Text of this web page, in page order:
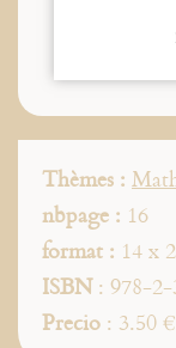
Thèmes :
nbpage : 16
format : 14 x
ISBN: 978-2-
Precio : 3.50 €